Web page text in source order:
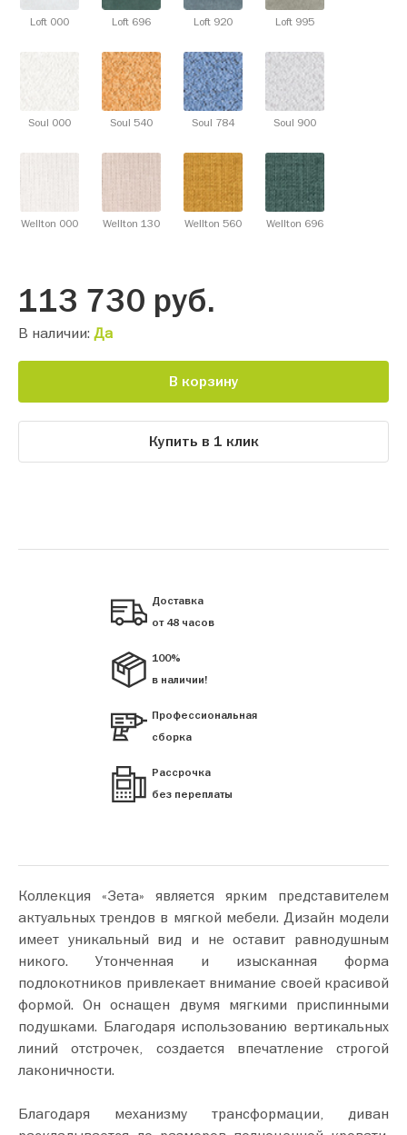
Loft 000 Loft 696 Loft 920 Loft 995
Soul 000 Soul 540 Soul 784 Soul 900
Wellton 000 Wellton 130 Wellton 560 Wellton 696
113 730 руб.
В наличии: Да
В корзину
Купить в 1 клик
Доставка
от 48 часов
100%
в наличии!
Профессиональная
сборка
Рассрочка
без переплаты
Коллекция «Зета» является ярким представителем
актуальных трендов в мягкой мебели. Дизайн модели
имеет уникальный вид и не оставит равнодушным
никого. Утонченная и изысканная форма
подлокотников привлекает внимание своей красивой
формой. Он оснащен двумя мягкими приспинными
подушками. Благодаря использованию вертикальных
линий отстрочек, создается впечатление строгой
лаконичности.
Благодаря механизму трансформации, диван